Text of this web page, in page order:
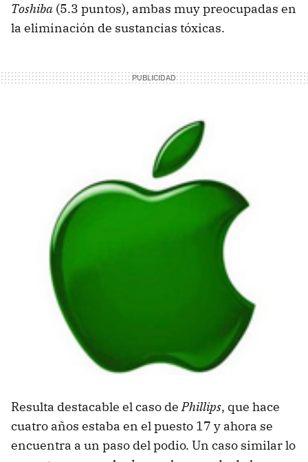
Toshiba (5.3 puntos), ambas muy preocupadas en
la eliminación de sustancias tóxicas.
Resulta destacable el caso dePhillips, que hace
cuatro años estaba en el puesto 17 y ahora se
encuentra a un paso del podio. Un caso similar lo